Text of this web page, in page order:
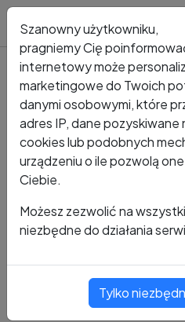
Kto dzwonił? Numer +48 413
+48 413
Szanowny użytkowniku,
pragniemy Cię
internetowy może
marketingowe do Twoich
danymi osobowymi, które
adres IP, dane
cookies lub podobnych
urządzeniu o ile pozwolą
Ciebie.
Możesz zezwolić na
niezbędne do działania
Tylko